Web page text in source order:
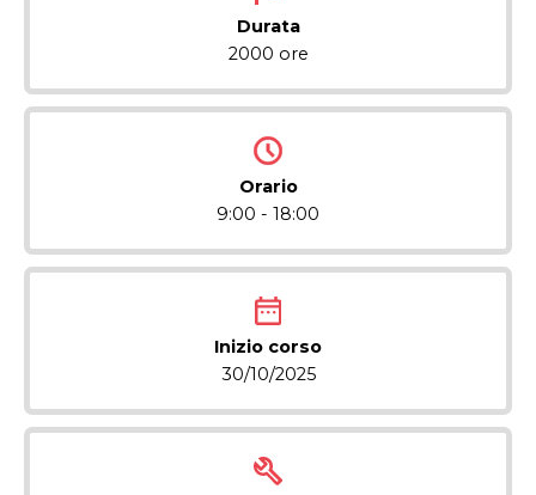
Durata
2000 ore
Orario
9:00 - 18:00
Inizio corso
30/10/2025